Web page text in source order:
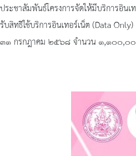
ประชาสัมพันธ์โครงการจัดให้มีบริการอิน
รับสิทธิิใช้บริการอินเทอร์เน็ต (Data
๓๑ กรกฎาคม ๒๕๖๘ จำนวน ๑,๑๐๐,๐๐